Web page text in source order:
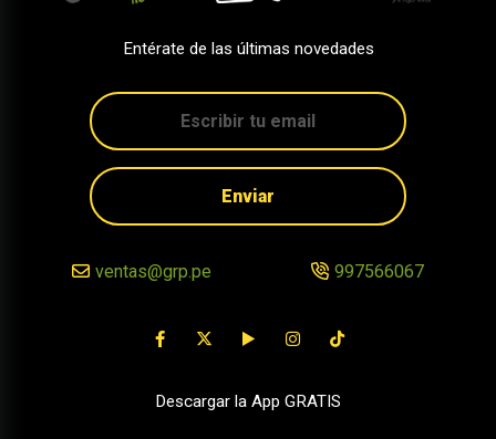
Entérate de las últimas novedades
Enviar
ventas@grp.pe 997566067
Descargar la App GRATIS